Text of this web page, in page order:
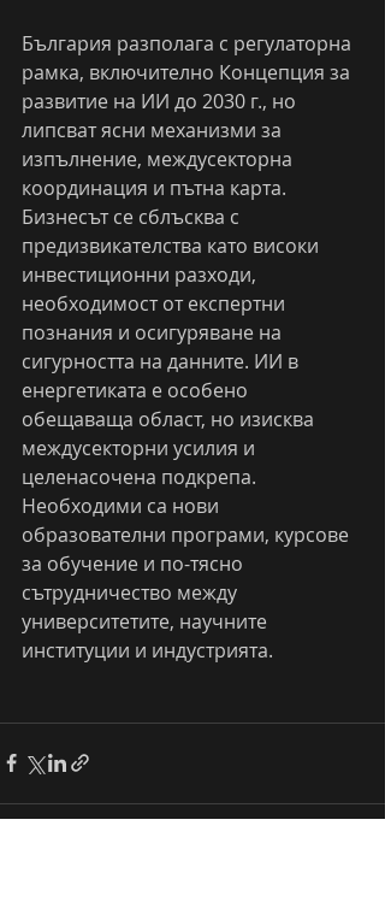
България разполага с регулаторна
рамка, включително Концепция за
развитие на ИИ до 2030 г., но
липсват ясни механизми за
изпълнение, междусекторна
координация и пътна карта.
Бизнесът се сблъсква с
предизвикателства като високи
инвестиционни разходи,
необходимост от експертни
познания и осигуряване на
сигурността на данните. ИИ в
енергетиката е особено
обещаваща област, но изисква
междусекторни усилия и
целенасочена подкрепа.
Необходими са нови
образователни програми, курсове
за обучение и по-тясно
сътрудничество между
университетите, научните
институции и индустрията.